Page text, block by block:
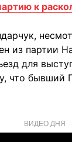
к
из партии
для
что бывший
ВИДЕО ДНЯ